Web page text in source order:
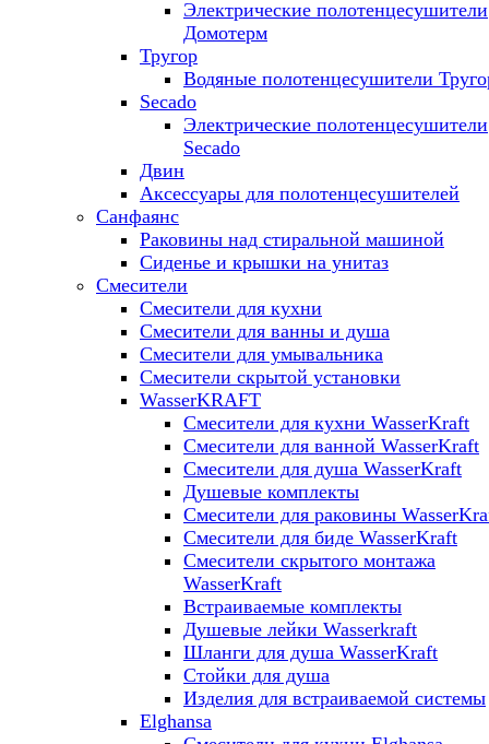
Электрические полотенцесушители
Домотерм
Тругор
Водяные полотенцесушители
Secado
Электрические полотенцесушители
Secado
Двин
Аксессуары для полотенцесушителей
Санфаянс
Раковины над стиральной машиной
Сиденье и крышки на унитаз
Смесители
Смесители для кухни
Смесители для ванны и душа
Смесители для умывальника
Смесители скрытой установки
WasserKRAFT
Смесители для кухни WasserKraft
Смесители для ванной WasserKraft
Смесители для душа WasserKraft
Душевые комплекты
Смесители для раковины
Смесители для биде WasserKraft
Смесители скрытого монтажа
WasserKraft
Встраиваемые комплекты
Душевые лейки Wasserkraft
Шланги для душа WasserKraft
Стойки для душа
Изделия для встраиваемой системы
Elghansa